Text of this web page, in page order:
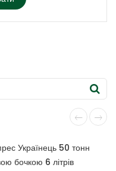
Українець 50 тонн
бочкою 6 літрів